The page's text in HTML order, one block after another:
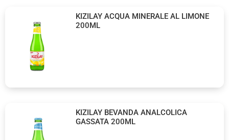
KIZILAY ACQUA MINERALE AL LIMONE
200ML
KIZILAY BEVANDA ANALCOLICA
GASSATA 200ML